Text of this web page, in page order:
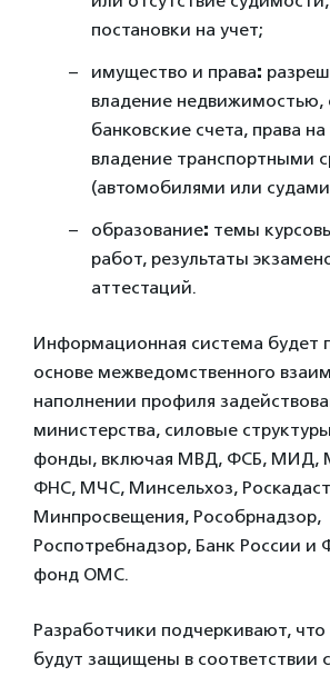
постановки на учет;
имущество и права:
владение
банковские счета, права
владение транспортными
(автомобилями или
образование: темы
работ, результаты
аттестаций.
Информационная система будет
основе межведомственного
наполнении профиля
министерства, силовые
фонды, включая МВД, ФСБ, МИД,
ФНС, МЧС, Минсельхоз,
Минпросвещения, Рособрнадзор,
Роспотребнадзор, Банк России и
фонд ОМС.
Разработчики подчеркивают, что
будут защищены в соответствии с